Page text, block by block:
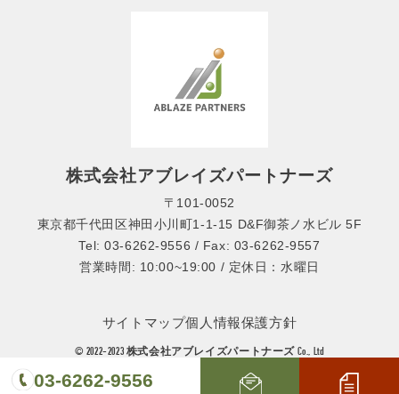
株式会社アブレイズパートナーズ
〒101-0052
東京都千代田区神田小川町1-1-15 D&F御茶ノ水ビル 5F
Tel: 03-6262-9556 / Fax: 03-6262-9557
営業時間: 10:00~19:00 / 定休日：水曜日
© 2022-2023 株式会社アブレイズパートナーズ Co., Ltd
サイトマップ個人情報保護方針
03-6262-9556